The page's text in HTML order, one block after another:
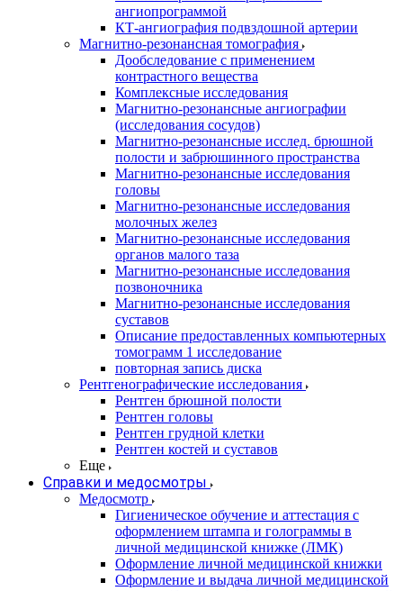
ангиопрограммой
КТ-ангиография подвздошной артерии
Магнитно-резонансная томография
Дообследование с применением
контрастного вещества
Комплексные исследования
Магнитно-резонансные ангиографии
(исследования сосудов)
Магнитно-резонансные исслед. брюшной
полости и забрюшинного пространства
Магнитно-резонансные исследования
головы
Магнитно-резонансные исследования
молочных желез
Магнитно-резонансные исследования
органов малого таза
Магнитно-резонансные исследования
позвоночника
Магнитно-резонансные исследования
суставов
Описание предоставленных компьютерных
томограмм 1 исследование
повторная запись диска
Рентгенографические исследования
Рентген брюшной полости
Рентген головы
Рентген грудной клетки
Рентген костей и суставов
Еще
Справки и медосмотры
Медосмотр
Гигиеническое обучение и аттестация с
оформлением штампа и голограммы в
личной медицинской книжке (ЛМК)
Оформление личной медицинской книжки
Оформление и выдача личной медицинской